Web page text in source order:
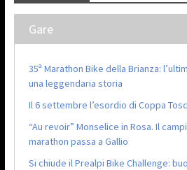
Gare
35ª Marathon Bike della Brianza:
una leggendaria storia
Il 6 settembre l’esordio di Coppa
“Au revoir” Monselice in Rosa. Il
marathon passa a Gallio
Si chiude il Prealpi Bike Challenge: